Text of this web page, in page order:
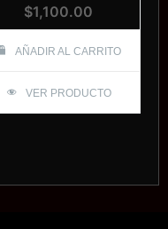
$1,100.00
AÑADIR AL CARRITO
VER PRODUCTO